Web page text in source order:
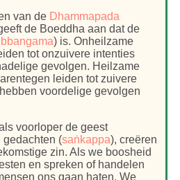
van de Dhammapada
de Boeddha aan dat de
) is. Onheilzame
tot onzuivere intenties
gevolgen. Heilzame
leiden tot zuivere
voordelige gevolgen
voorloper de geest
gedachten (saṅkappa), creëren
zin. Als we boosheid
en spreken of handelen
ons gaan haten. We